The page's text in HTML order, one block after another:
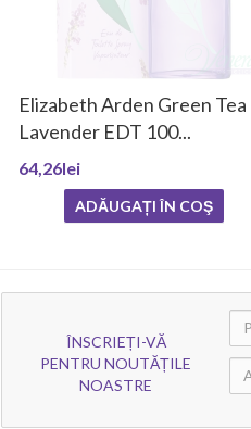
Elizabeth Arden Green Tea
Lavender EDT 100...
64,26lei
ADĂUGAȚI ÎN COŞ
ÎNSCRIEȚI-VĂ
PENTRU NOUTĂȚILE
NOASTRE